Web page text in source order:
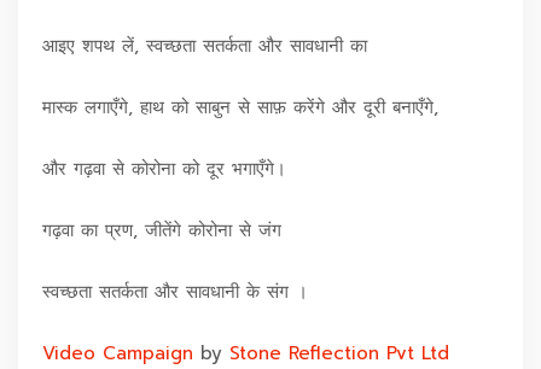
आइए शपथ लें, स्वच्छता सतर्कता और सावधानी का
मास्क लगाएँगे, हाथ को साबुन से साफ़ करेंगे और दूरी बनाएँगे,
और गढ़वा से कोरोना को दूर भगाएँगे।
गढ़वा का प्रण, जीतेंगे कोरोना से जंग
स्वच्छता सतर्कता और सावधानी के संग ।
Video Campaign by Stone Reflection Pvt Ltd